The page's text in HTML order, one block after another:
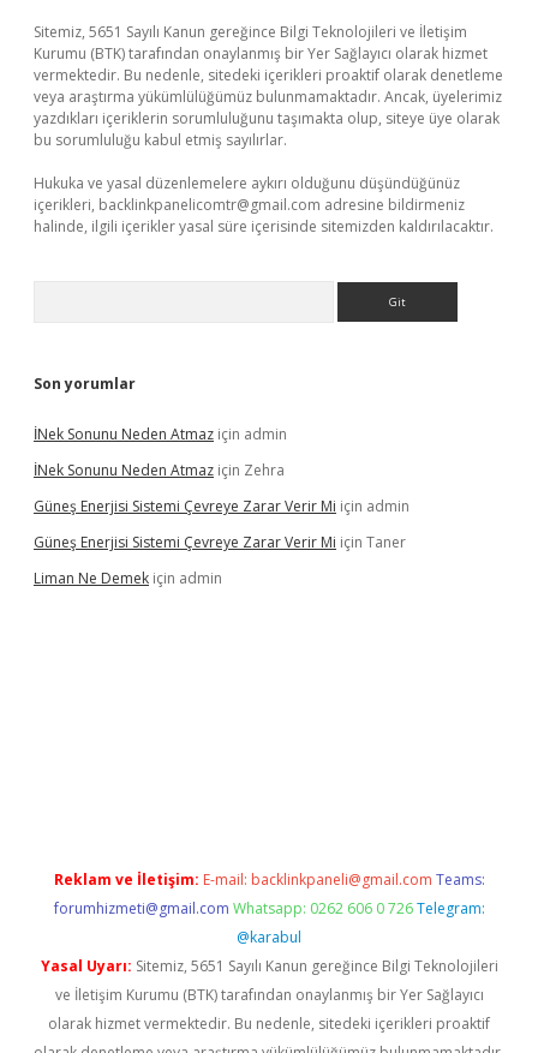
Sitemiz, 5651 Sayılı Kanun gereğince Bilgi Teknolojileri ve İletişim
Kurumu (BTK) tarafından onaylanmış bir Yer Sağlayıcı olarak hizmet
vermektedir. Bu nedenle, sitedeki içerikleri proaktif olarak denetleme
veya araştırma yükümlülüğümüz bulunmamaktadır. Ancak, üyelerimiz
yazdıkları içeriklerin sorumluluğunu taşımakta olup, siteye üye olarak
bu sorumluluğu kabul etmiş sayılırlar.
Hukuka ve yasal düzenlemelere aykırı olduğunu düşündüğünüz
içerikleri, backlinkpanelicomtr@gmail.com adresine bildirmeniz
halinde, ilgili içerikler yasal süre içerisinde sitemizden kaldırılacaktır.
Son yorumlar
İNek Sonunu Neden Atmaz için admin
İNek Sonunu Neden Atmaz için Zehra
Güneş Enerjisi Sistemi Çevreye Zarar Verir Mi için admin
Güneş Enerjisi Sistemi Çevreye Zarar Verir Mi için Taner
Liman Ne Demek için admin
Reklam ve İletişim: E-mail: backlinkpaneli@gmail.com Teams:
forumhizmeti@gmail.com Whatsapp: 0262 606 0 726 Telegram:
@karabul
Yasal Uyarı: Sitemiz, 5651 Sayılı Kanun gereğince Bilgi Teknolojileri
ve İletişim Kurumu (BTK) tarafından onaylanmış bir Yer Sağlayıcı
olarak hizmet vermektedir. Bu nedenle, sitedeki içerikleri proaktif